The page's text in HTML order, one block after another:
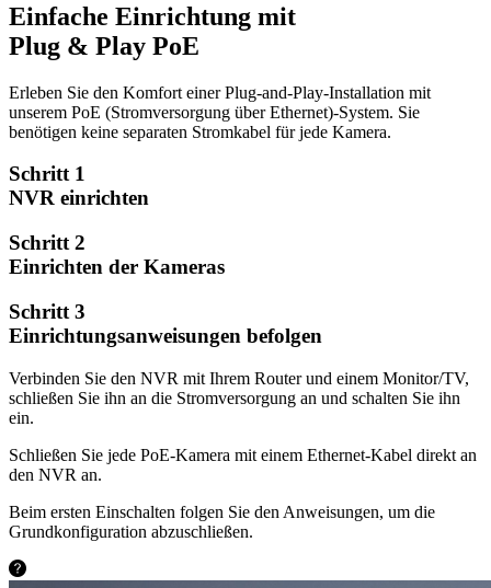
Einfache Einrichtung mit
Plug & Play PoE
Erleben Sie den Komfort einer Plug-and-Play-Installation mit
unserem PoE (Stromversorgung über Ethernet)-System. Sie
benötigen keine separaten Stromkabel für jede Kamera.
Schritt 1
NVR einrichten
Schritt 2
Einrichten der Kameras
Schritt 3
Einrichtungsanweisungen befolgen
Verbinden Sie den NVR mit Ihrem Router und einem Monitor/TV,
schließen Sie ihn an die Stromversorgung an und schalten Sie ihn
ein.
Schließen Sie jede PoE-Kamera mit einem Ethernet-Kabel direkt an
den NVR an.
Beim ersten Einschalten folgen Sie den Anweisungen, um die
Grundkonfiguration abzuschließen.